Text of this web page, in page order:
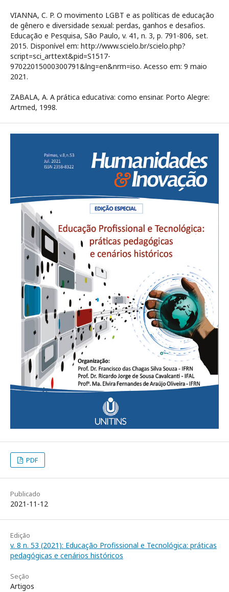
VIANNA, C. P. O movimento LGBT e as políticas de educação
de gênero e diversidade sexual: perdas, ganhos e desafios.
Educação e Pesquisa, São Paulo, v. 41, n. 3, p. 791-806, set.
2015. Disponível em: http://www.scielo.br/scielo.php?
script=sci_arttext&pid=S1517-
97022015000300791&lng=en&nrm=iso. Acesso em: 9 maio
2021.
ZABALA, A. A prática educativa: como ensinar. Porto Alegre:
Artmed, 1998.
PDF
Publicado
2021-11-12
Edição
v. 8 n. 53 (2021): Educação Profissional e Tecnológica: práticas
pedagógicas e cenários históricos
Seção
Artigos